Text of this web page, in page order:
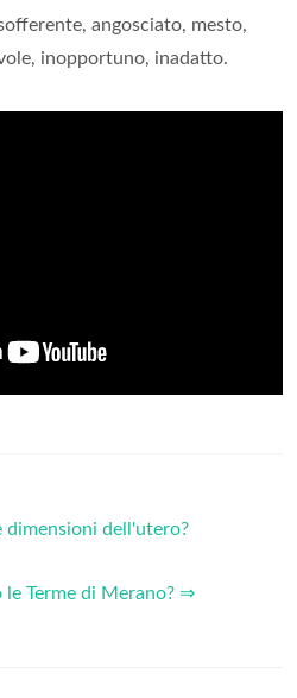
angosciato, mesto,
inopportuno, inadatto.
dell'utero?
Terme di Merano? ⇒